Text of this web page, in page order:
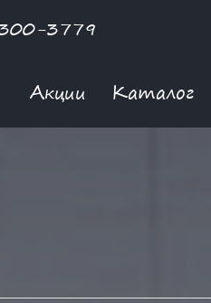
3779
Акции Каталог